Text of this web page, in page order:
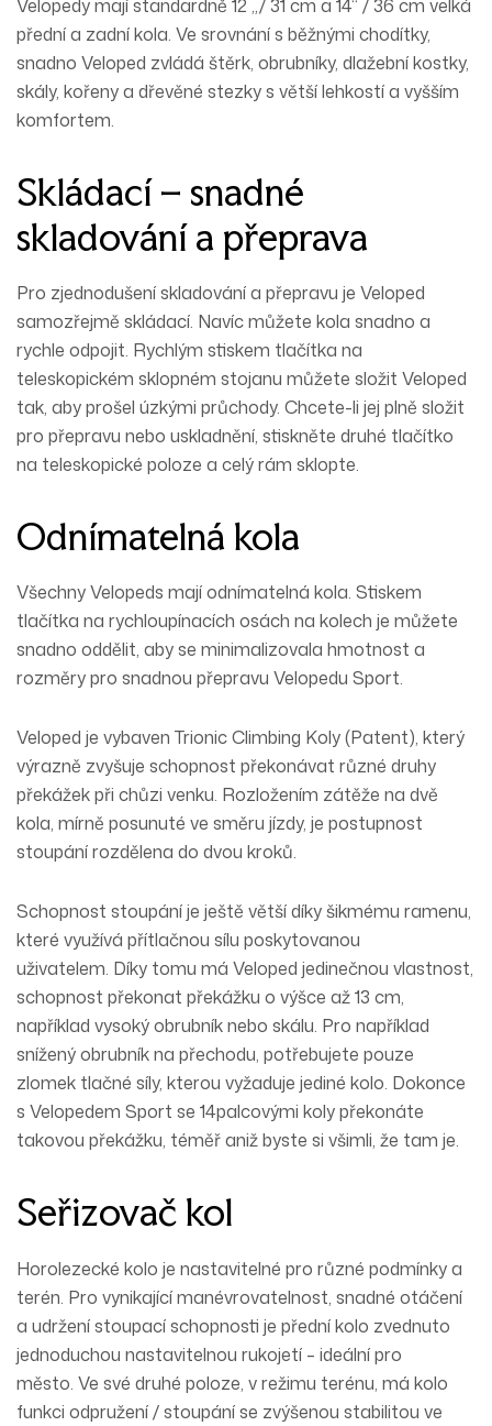
Velopedy mají standardně 12 „/ 31 cm a 14“ / 36 cm velká
přední a zadní kola. Ve srovnání s běžnými chodítky,
snadno Veloped zvládá štěrk, obrubníky, dlažební kostky,
skály, kořeny a dřevěné stezky s větší lehkostí a vyšším
komfortem.
Skládací – snadné
skladování a přeprava
Pro zjednodušení skladování a přepravu je Veloped
samozřejmě skládací. Navíc můžete kola snadno a
rychle odpojit. Rychlým stiskem tlačítka na
teleskopickém sklopném stojanu můžete složit Veloped
tak, aby prošel úzkými průchody. Chcete-li jej plně složit
pro přepravu nebo uskladnění, stiskněte druhé tlačítko
na teleskopické poloze a celý rám sklopte.
Odnímatelná kola
Všechny Velopeds mají odnímatelná kola. Stiskem
tlačítka na rychloupínacích osách na kolech je můžete
snadno oddělit, aby se minimalizovala hmotnost a
rozměry pro snadnou přepravu Velopedu Sport.
Veloped je vybaven Trionic Climbing Koly (Patent), který
výrazně zvyšuje schopnost překonávat různé druhy
překážek při chůzi venku. Rozložením zátěže na dvě
kola, mírně posunuté ve směru jízdy, je postupnost
stoupání rozdělena do dvou kroků.
Schopnost stoupání je ještě větší díky šikmému ramenu,
které využívá přítlačnou sílu poskytovanou
uživatelem. Díky tomu má Veloped jedinečnou vlastnost,
schopnost překonat překážku o výšce až 13 cm,
například vysoký obrubník nebo skálu. Pro například
snížený obrubník na přechodu, potřebujete pouze
zlomek tlačné síly, kterou vyžaduje jediné kolo. Dokonce
s Velopedem Sport se 14palcovými koly překonáte
takovou překážku, téměř aniž byste si všimli, že tam je.
Seřizovač kol
Horolezecké kolo je nastavitelné pro různé podmínky a
terén. Pro vynikající manévrovatelnost, snadné otáčení
a udržení stoupací schopnosti je přední kolo zvednuto
jednoduchou nastavitelnou rukojetí – ideální pro
město. Ve své druhé poloze, v režimu terénu, má kolo
funkci odpružení / stoupání se zvýšenou stabilitou ve